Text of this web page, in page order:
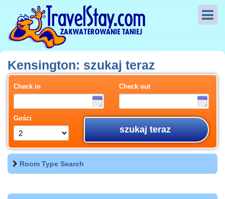
Kensington: szukaj teraz
Check in Check out
Gości
szukaj teraz
Room Type Search